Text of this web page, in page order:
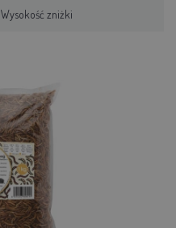
Wysokość zniżki